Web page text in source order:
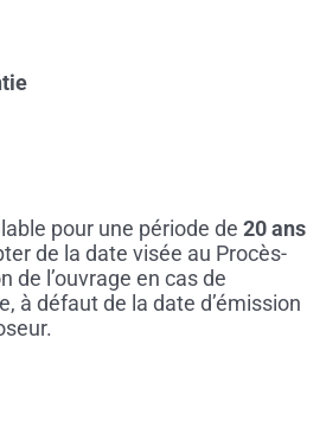
pour une période de 20 ans
de la date visée au Procès-
de l’ouvrage en cas de
à défaut de la date d’émission